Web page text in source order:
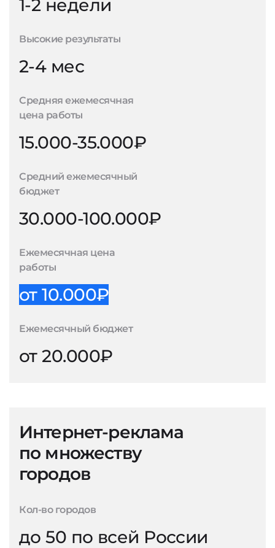
1-2 недели
Высокие результаты
2-4 мес
Средняя ежемесячная
цена работы
15.000-35.000₽
Средний ежемесячный
бюджет
30.000-100.000₽
Ежемесячная цена
работы
от 10.000₽
Ежемесячный бюджет
от 20.000₽
Интернет-реклама
по множеству
городов
Кол-во городов
до 50 по всей России